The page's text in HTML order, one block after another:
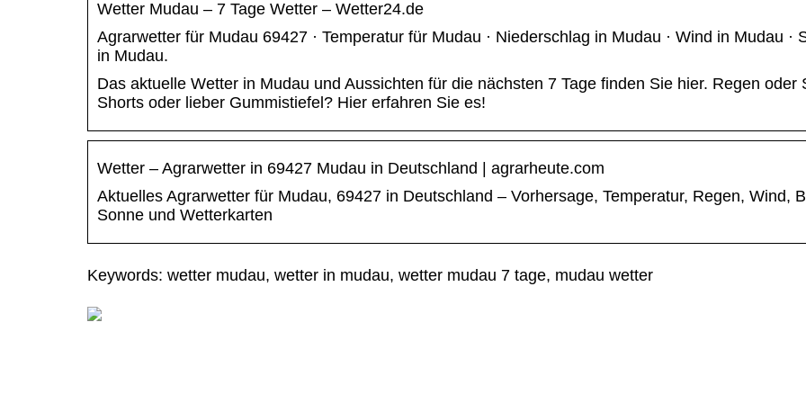
Wetter Mudau – 7 Tage Wetter – Wetter24.de
Agrarwetter für Mudau 69427 · Temperatur für Mudau · Niederschlag in Mudau · Wind in Mudau ·
in Mudau.
Das aktuelle Wetter in Mudau und Aussichten für die nächsten 7 Tage finden Sie hier. Regen oder
Shorts oder lieber Gummistiefel? Hier erfahren Sie es!
Wetter – Agrarwetter in 69427 Mudau in Deutschland | agrarheute.com
Aktuelles Agrarwetter für Mudau, 69427 in Deutschland – Vorhersage, Temperatur, Regen, Wind,
Sonne und Wetterkarten
Keywords: wetter mudau, wetter in mudau, wetter mudau 7 tage, mudau wetter